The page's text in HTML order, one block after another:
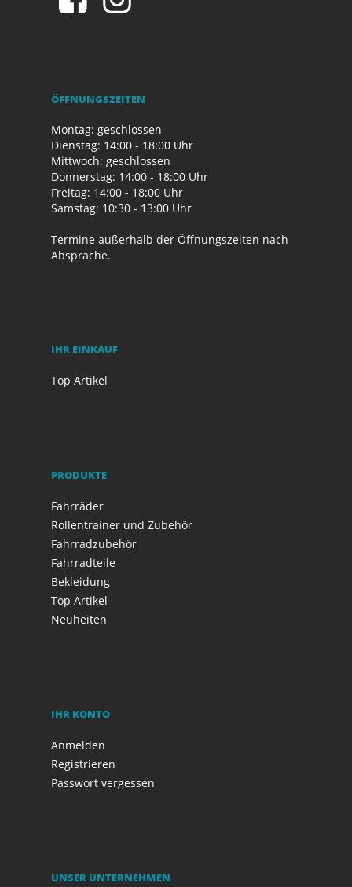
ÖFFNUNGSZEITEN
Montag: geschlossen
Dienstag: 14:00 - 18:00 Uhr
Mittwoch: geschlossen
Donnerstag: 14:00 - 18:00 Uhr
Freitag: 14:00 - 18:00 Uhr
Samstag: 10:30 - 13:00 Uhr
Termine außerhalb der Öffnungszeiten nach
Absprache.
IHR EINKAUF
Top Artikel
PRODUKTE
Fahrräder
Rollentrainer und Zubehör
Fahrradzubehör
Fahrradteile
Bekleidung
Top Artikel
Neuheiten
IHR KONTO
Anmelden
Registrieren
Passwort vergessen
UNSER UNTERNEHMEN